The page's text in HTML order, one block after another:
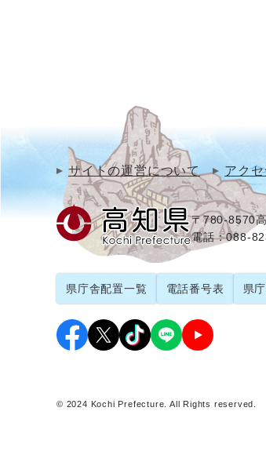
サイトの運営について アク
〒780-8570
電話：088-
県庁舎配置一覧 電話番号表 県
© 2024 Kochi Prefecture. All Rights reserved.